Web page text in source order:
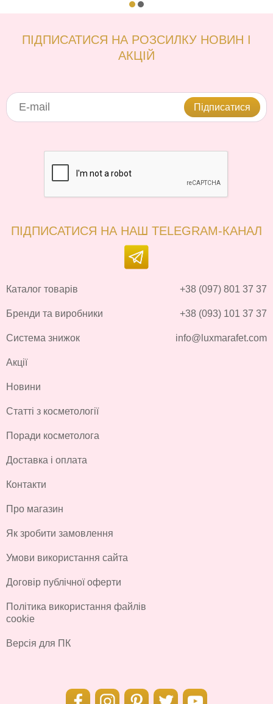
ПІДПИСАТИСЯ НА РОЗСИЛКУ НОВИН І
АКЦІЙ
Підписатися
ПІДПИСАТИСЯ НА НАШ TELEGRAM-КАНАЛ
Каталог товарів
Бренди та виробники
Система знижок
Акції
Новини
Статті з косметології
Поради косметолога
Доставка і оплата
Контакти
Про магазин
Як зробити замовлення
Умови використання сайта
Договір публічної оферти
Політика використання файлів
cookie
Версія для ПК
+38 (097) 801 37 37
+38 (093) 101 37 37
info@luxmarafet.com